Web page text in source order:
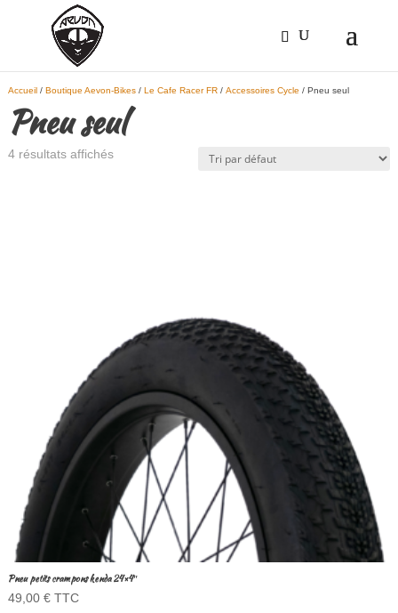
Accueil/ Boutique Aevon-Bikes/ Le Cafe Racer FR/ Accessoires Cycle / Pneu seul
Pneu seul
4 résultats affichés
Pneu petits crampons kenda 24×4″
49,00 € TTC